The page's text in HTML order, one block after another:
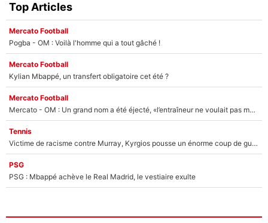
Top Articles
Mercato Football
Pogba - OM : Voilà l'homme qui a tout gâché !
Mercato Football
Kylian Mbappé, un transfert obligatoire cet été ?
Mercato Football
Mercato - OM : Un grand nom a été éjecté, «l’entraîneur ne voulait pas me conserver»
Tennis
Victime de racisme contre Murray, Kyrgios pousse un énorme coup de gueule !
PSG
PSG : Mbappé achève le Real Madrid, le vestiaire exulte